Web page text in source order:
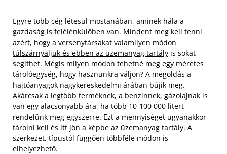
Egyre több cég létesül mostanában, aminek hála a
gazdaság is felélénkülőben van. Mindent meg kell tenni
azért, hogy a versenytársakat valamilyen módon
túlszárnyaljuk és ebben az üzemanyag tartály is sokat
segíthet. Mégis milyen módon tehetné meg egy méretes
tárolóegység, hogy hasznunkra váljon? A megoldás a
hajtóanyagok nagykereskedelmi árában bújik meg.
Akárcsak a legtöbb terméknek, a benzinnek, gázolajnak is
van egy alacsonyabb ára, ha több 10-100 000 litert
rendelünk meg egyszerre. Ezt a mennyiséget ugyanakkor
tárolni kell és itt jön a képbe az üzemanyag tartály. A
szerkezet, típustól függően többféle módon is
elhelyezhető.